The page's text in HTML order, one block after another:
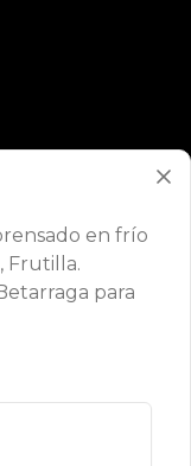
en frío
Frutilla.
para